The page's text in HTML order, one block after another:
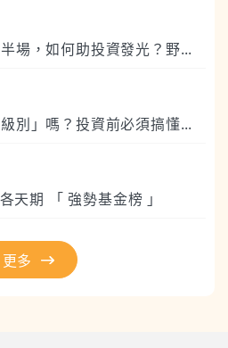
野村觀點｜台股進入下半場，如何助投資發光？野村智慧優選主動挑好股
買海外基金該選「避險級別」嗎？投資前必須搞懂的3個關鍵與隱藏成本
天期 「 強勢基金榜 」
更多